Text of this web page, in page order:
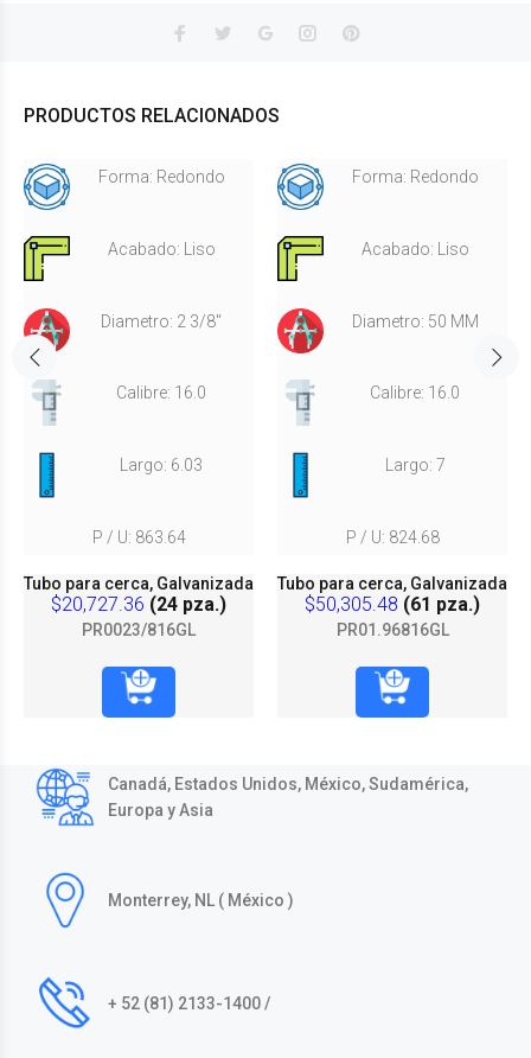
PRODUCTOS RELACIONADOS
Forma: Redondo
Acabado: Liso
Diametro: 2 3/8"
Calibre: 16.0
Largo: 6.03
P / U: 863.64
Tubo para cerca, Galvanizada
$20,727.36 (24 pza.)
PR0023/816GL
Forma: Redondo
Acabado: Liso
Diametro: 50 MM
Calibre: 16.0
Largo: 7
P / U: 824.68
Tubo para cerca, Galvanizada
$50,305.48 (61 pza.)
PR01.96816GL
Canadá, Estados Unidos, México, Sudamérica,
Europa y Asia
Monterrey, NL ( México )
+ 52 (81) 2133-1400 /